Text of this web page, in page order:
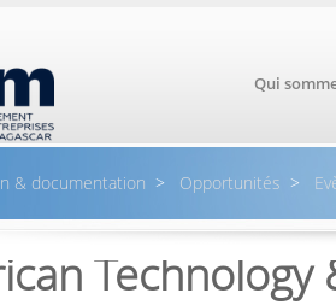
Qui
& documentation > Opportunités >